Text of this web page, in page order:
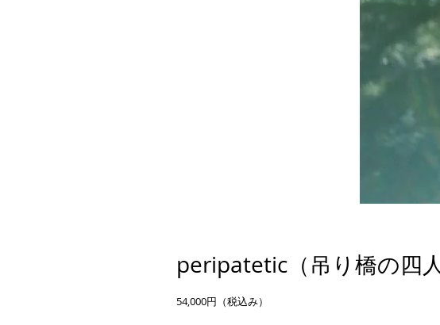
peripatetic（吊り橋の四人
54,000円（税込み）